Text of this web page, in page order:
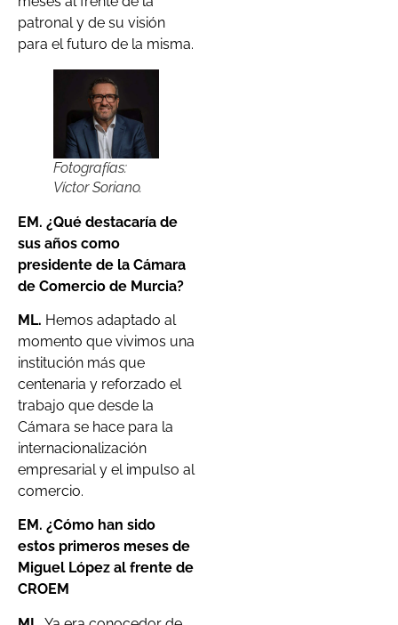
patronal y de su visión
para el futuro de la misma.
Fotografías:
Víctor Soriano.
EM. ¿Qué destacaría de
sus años como
presidente de la Cámara
de Comercio de Murcia?
ML. Hemos adaptado al
momento que vivimos una
institución más que
centenaria y reforzado el
trabajo que desde la
Cámara se hace para la
internacionalización
empresarial y el impulso al
comercio.
EM. ¿Cómo han sido
estos primeros meses de
Miguel López al frente de
CROEM